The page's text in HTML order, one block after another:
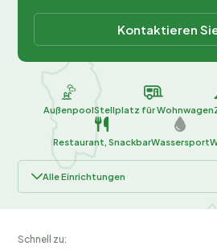
Kontaktieren
AußenpoolStellplatz für Wohnwagen
Restaurant, SnackbarWassersport
Alle Einrichtungen
Schnell zu: